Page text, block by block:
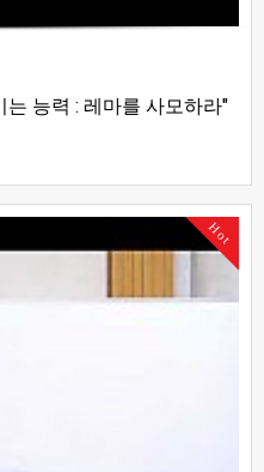
능력 : 레마를 사모하라"
Hot